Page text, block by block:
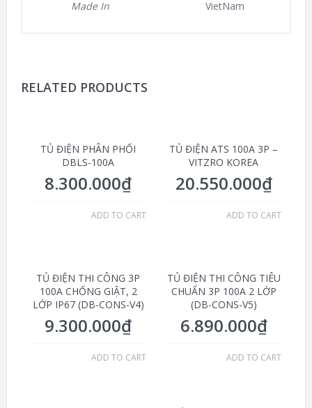
Made In VietNam
RELATED PRODUCTS
TỦ ĐIỆN PHÂN PHỐI
DBLS-100A
8.300.000₫
ADD TO CART
TỦ ĐIỆN ATS 100A 3P –
VITZRO KOREA
20.550.000₫
ADD TO CART
TỦ ĐIỆN THI CÔNG 3P
100A CHỐNG GIẬT, 2
LỚP IP67 (DB-CONS-V4)
9.300.000₫
ADD TO CART
TỦ ĐIỆN THI CÔNG TIÊU
CHUẨN 3P 100A 2 LỚP
(DB-CONS-V5)
6.890.000₫
ADD TO CART